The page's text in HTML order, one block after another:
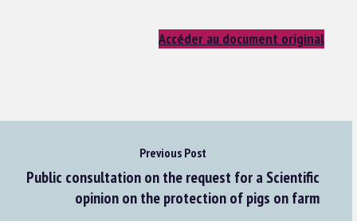
Accéder au document original
Previous Post
Public consultation on the request for a Scientific
opinion on the protection of pigs on farm